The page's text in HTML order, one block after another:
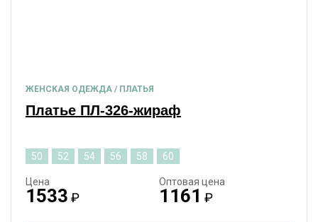
ЖЕНСКАЯ ОДЕЖДА / ПЛАТЬЯ
Платье ПЛ-326-жираф
50 52 54 56 58 60
Цена
1533 ₽
Оптовая цена
1161 ₽